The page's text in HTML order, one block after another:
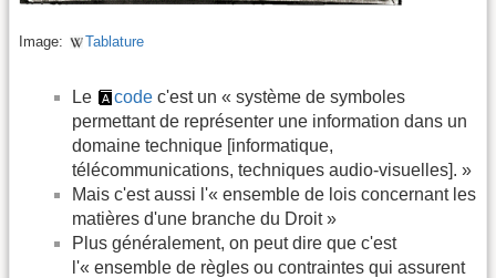
Image: Tablature
Le code c'est un « système de symboles
permettant de représenter une information dans un
domaine technique [informatique,
télécommunications, techniques audio-visuelles]. »
Mais c'est aussi l'« ensemble de lois concernant les
matières d'une branche du Droit »
Plus généralement, on peut dire que c'est
l'« ensemble de règles ou contraintes qui assurent